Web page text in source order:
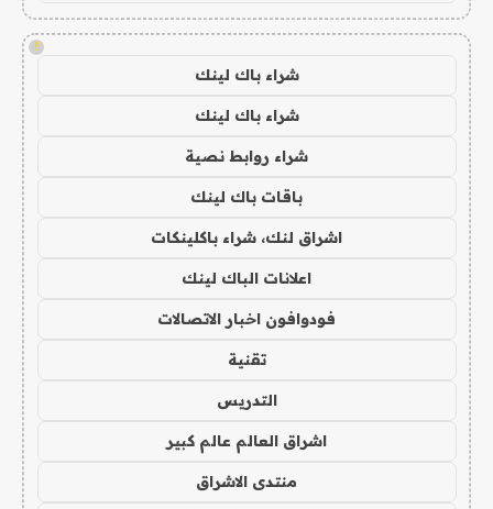
!
شراء باك لينك
شراء باك لينك
شراء روابط نصية
باقات باك لينك
اشراق لنك، شراء باكلينكات
اعلانات الباك لينك
فودوافون اخبار الاتصالات
تقنية
التدريس
اشراق العالم عالم كبير
منتدى الاشراق